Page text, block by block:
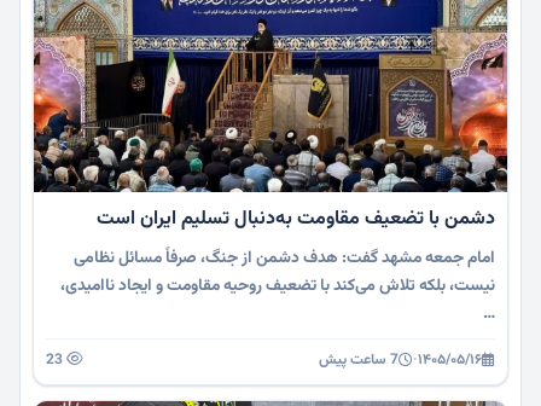
دشمن با تضعیف مقاومت به‌دنبال تسلیم ایران است
امام جمعه مشهد گفت: هدف دشمن از جنگ، صرفاً مسائل نظامی
نیست، بلکه تلاش می‌کند با تضعیف روحیه مقاومت و ایجاد ناامیدی،
…
۱۴۰۵/۰۵/۱۶· 7 ساعت پیش